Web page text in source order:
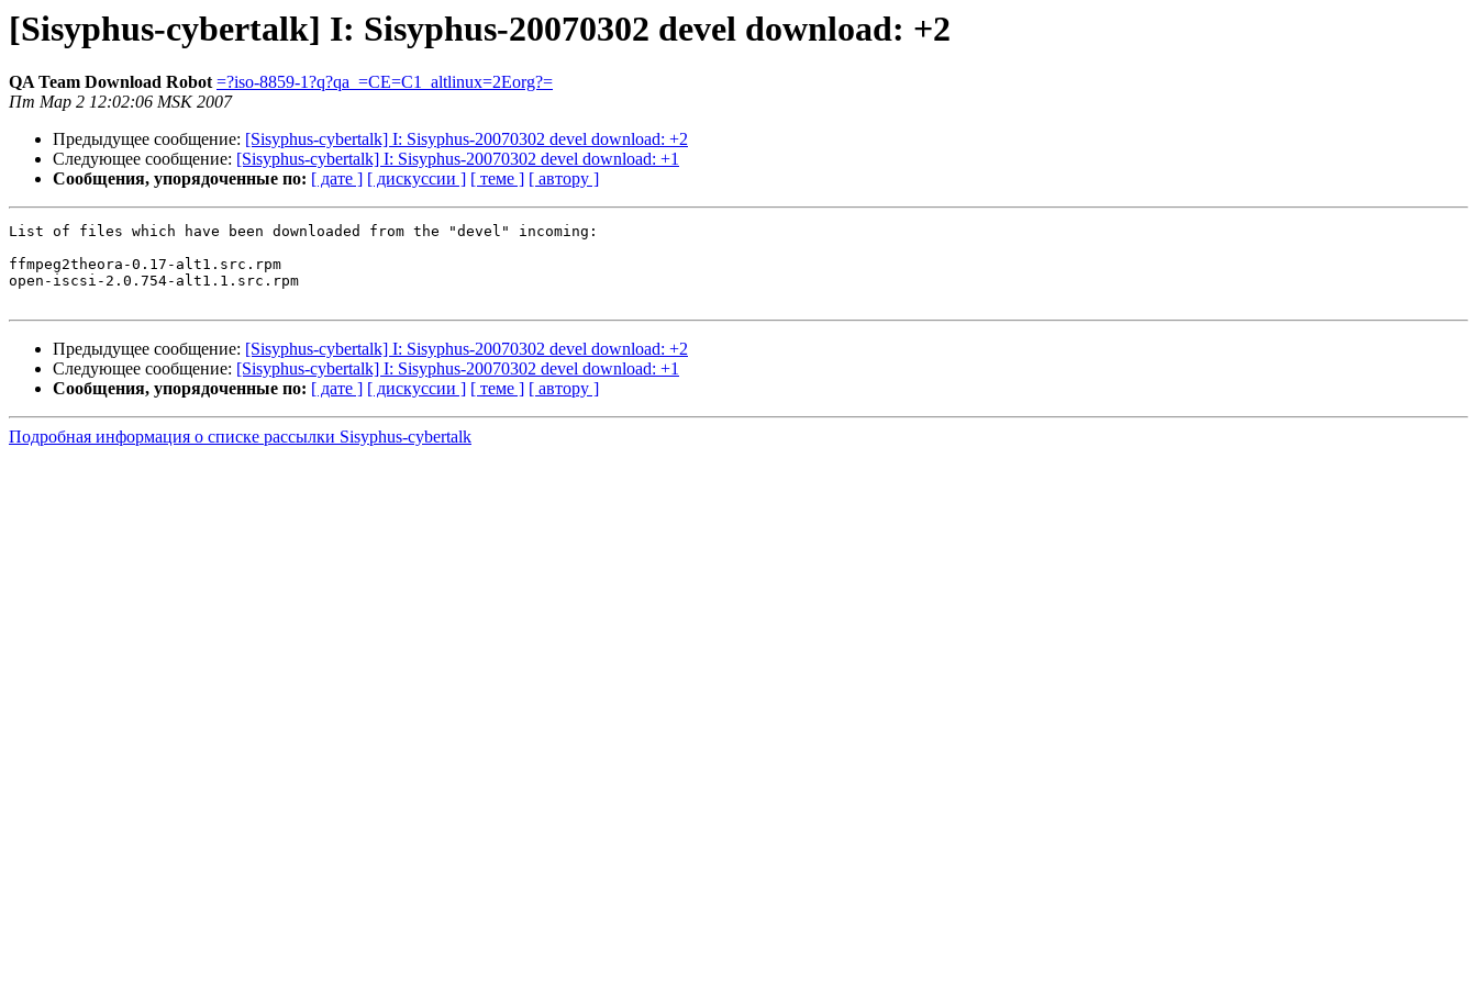
[Sisyphus-cybertalk] I: Sisyphus-20070302 devel download: +2
QA Team Download Robot =?iso-8859-1?q?qa_=CE=C1_altlinux=2Eorg?=
Пт Мар 2 12:02:06 MSK 2007
Предыдущее сообщение: [Sisyphus-cybertalk] I: Sisyphus-20070302 devel download: +2
Следующее сообщение: [Sisyphus-cybertalk] I: Sisyphus-20070302 devel download: +1
Сообщения, упорядоченные по: [ дате ] [ дискуссии ] [ теме ] [ автору ]
List of files which have been downloaded from the "devel" incoming:
ffmpeg2theora-0.17-alt1.src.rpm
open-iscsi-2.0.754-alt1.1.src.rpm
Предыдущее сообщение: [Sisyphus-cybertalk] I: Sisyphus-20070302 devel download: +2
Следующее сообщение: [Sisyphus-cybertalk] I: Sisyphus-20070302 devel download: +1
Сообщения, упорядоченные по: [ дате ] [ дискуссии ] [ теме ] [ автору ]
Подробная информация о списке рассылки Sisyphus-cybertalk